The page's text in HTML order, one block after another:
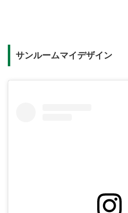
サンルームマイデザイン